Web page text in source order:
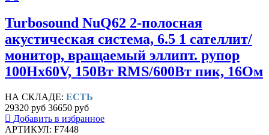
Turbosound NuQ62 2-полосная
акустическая система, 6.5 1 сателлит/
монитор, вращаемый эллипт. рупор
100Hx60V, 150Вт RMS/600Вт пик, 16Ом
НА СКЛАДЕ: ЕСТЬ
29320 руб 36650 руб
Добавить в избранное
АРТИКУЛ: F7448